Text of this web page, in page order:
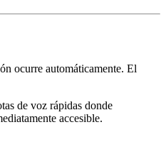
ocurre automáticamente. El
de voz rápidas donde
accesible.